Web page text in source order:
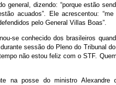
general, dizendo: “porque estão
acuados”. Ele acrescentou:
pelo General Villas Boas”.
se conhecido dos brasileiros
sessão do Pleno do Tribunal
não estou feliz com o STF.
na posse do ministro Alexandre